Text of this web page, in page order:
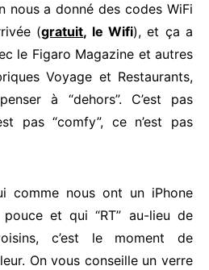
nous a donné des codes WiFi
(gratuit, le Wifi), et ça a
le Figaro Magazine et autres
Voyage et Restaurants,
à “dehors”. C’est pas
pas “comfy”, ce n’est pas
comme nous ont un iPhone
et qui “RT” au-lieu de
c’est le moment de
On vous conseille un verre